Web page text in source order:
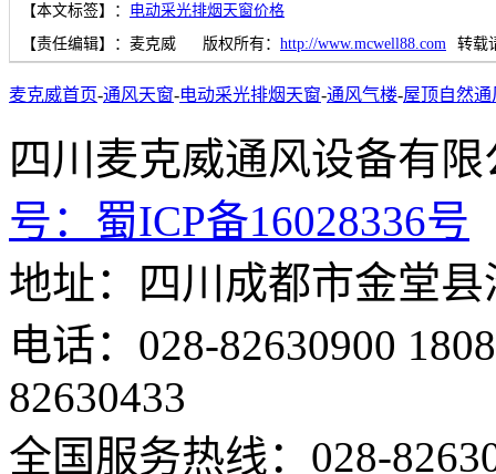
【本文标签】： 电动采光排烟天窗价格
【责任编辑】： 麦克威 版权所有： http://www.mcwell88.com 转载
麦克威首页-通风天窗-电动采光排烟天窗-通风气楼-屋顶自然通
四川麦克威通风设
号： 蜀ICP备16028336号
地址：四川成都市金堂
电话：028-82630900
82630433
全国服务热线：028-